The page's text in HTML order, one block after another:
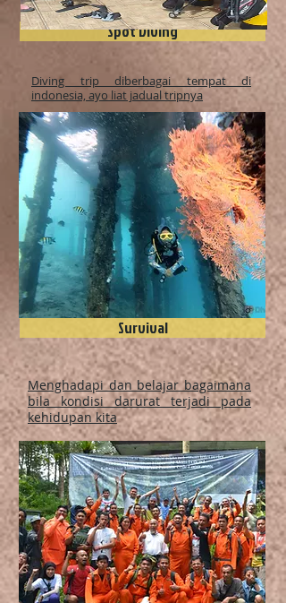
Spot Diving
Diving trip diberbagai tempat di
indonesia, ayo liat jadual tripnya
Survival
Menghadapi dan belajar bagaimana
bila kondisi darurat terjadi pada
kehidupan kita